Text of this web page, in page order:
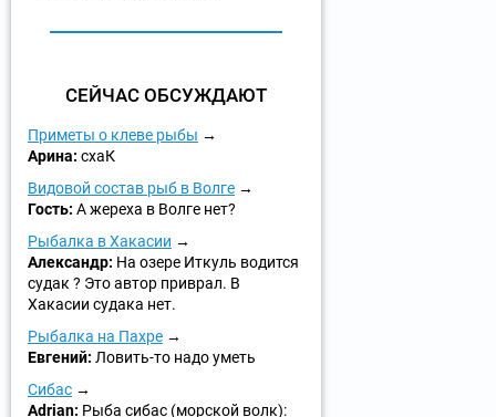
СЕЙЧАС ОБСУЖДАЮТ
Приметы о клеве рыбы
Арина: схаК
Видовой состав рыб в Волге
Гость: А жереха в Волге нет?
Рыбалка в Хакасии
Александр: На озере Иткуль водится
судак ? Это автор приврал. В
Хакасии судака нет.
Рыбалка на Пахре
Евгений: Ловить-то надо уметь
Сибас
Adrian: Рыба сибас (морской волк):